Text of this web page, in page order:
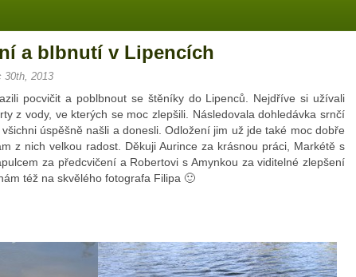
a blbnutí v Lipencích
30th, 2013
pocvičit a poblbnout se štěníky do Lipenců. Nejdříve si užívali
z vody, ve kterých se moc zlepšili. Následovala dohledávka srnčí
úspěšně našli a donesli. Odložení jim už jde také moc dobře
z nich velkou radost. Děkuji Aurince za krásnou práci, Markétě s
za předcvičení a Robertovi s Amynkou za viditelné zlepšení
též na skvělého fotografa Filipa 🙂